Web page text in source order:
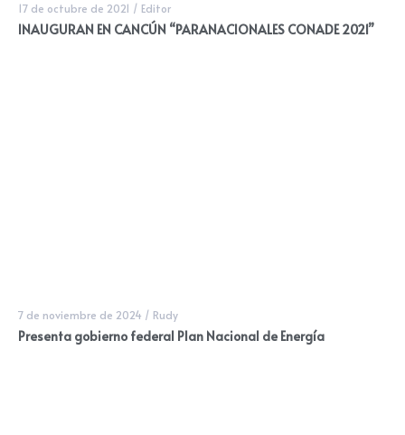
17 de octubre de 2021 / Editor
INAUGURAN EN CANCÚN “PARANACIONALES CONADE 2021”
7 de noviembre de 2024 / Rudy
Presenta gobierno federal Plan Nacional de Energía